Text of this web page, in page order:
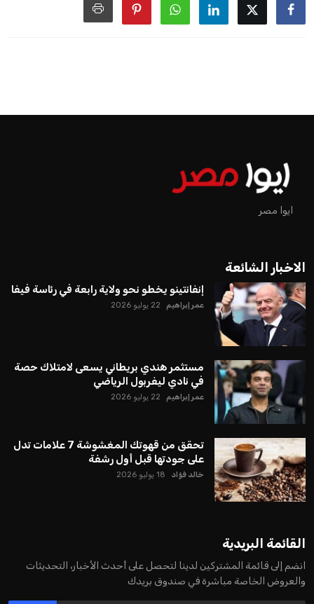
إنفانتينو يخطو نحو ولاية رابعة في
عمر إبراهيم
يبدو أن السويسري جياني إنفانتينو في طريقه للاحتفاظ بمنصبه
كرئيس للاتحاد الدولي لكرة القدم “فيفا” لفترة رابعة، بعد أن حصل
على تأييد واسع من أكثر من 200 اتحاد وطني من أصل 211 في
الجمعية العمومية. مما يعزز فرصته للفوز في الانتخابات المقررة عام
2027، ويجعله المرشح الأكثر حظًا حتى الآن.
لإنفانتينو في الآونة الأخيرة. حتى الآن، لم يتقدم أي مرشح منافس
في السباق الانتخابي، ولم تتمكن الأصوات المعارضة من التوصل إلى
اسم يوازن موقف إنفانتينو، قبل انتهاء فترة الترشح في نوفمبر
المقبل.